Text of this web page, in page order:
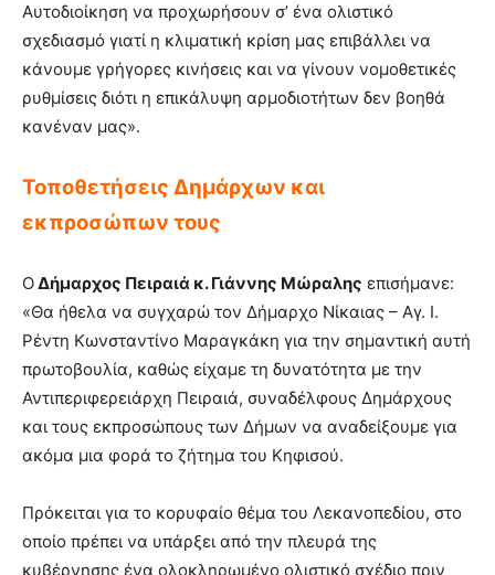
Αυτοδιοίκηση να προχωρήσουν σ’ ένα ολιστικό
σχεδιασμό γιατί η κλιματική κρίση μας επιβάλλει να
κάνουμε γρήγορες κινήσεις και να γίνουν νομοθετικές
ρυθμίσεις διότι η επικάλυψη αρμοδιοτήτων δεν βοηθά
κανέναν μας».
Τοποθετήσεις Δημάρχων και
εκπροσώπων τους
ΟΔήμαρχος Πειραιά κ. Γιάννης Μώραλης επισήμανε:
«Θα ήθελα να συγχαρώ τον Δήμαρχο Νίκαιας – Αγ. Ι.
Ρέντη Κωνσταντίνο Μαραγκάκη για την σημαντική αυτή
πρωτοβουλία, καθώς είχαμε τη δυνατότητα με την
Αντιπεριφερειάρχη Πειραιά, συναδέλφους Δημάρχους
και τους εκπροσώπους των Δήμων να αναδείξουμε για
ακόμα μια φορά το ζήτημα του Κηφισού.
Πρόκειται για το κορυφαίο θέμα του Λεκανοπεδίου, στο
οποίο πρέπει να υπάρξει από την πλευρά της
κυβέρνησης ένα ολοκληρωμένο ολιστικό σχέδιο πριν